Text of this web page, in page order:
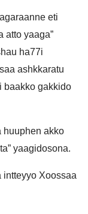
eti
atto yaaga”
ha77i
ashkkaratu
baakko gakkido
huuphen akko
yaagidosona.
intteyyo Xoossaa